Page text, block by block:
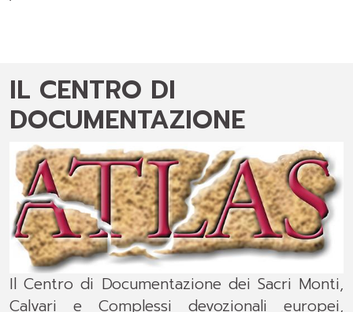
IL CENTRO DI
DOCUMENTAZIONE
Il Centro di Documentazione dei Sacri Monti,
Calvari e Complessi devozionali europei,